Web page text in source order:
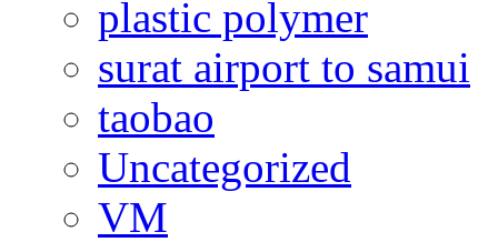
plastic polymer
surat airport to samui
taobao
Uncategorized
VM